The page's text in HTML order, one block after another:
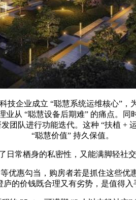
企业成立 “聪慧系统运维核心”
从 “聪慧设备后期难” 的痛点。
团队进行功能迭代。这种 “扶植 +
“聪慧价值” 持久保值。
栖身的私密性，又能满脚轻社交
惠勾当，购房者若是抓住这些优
庐的价钱既合理又有劣势，是值得入